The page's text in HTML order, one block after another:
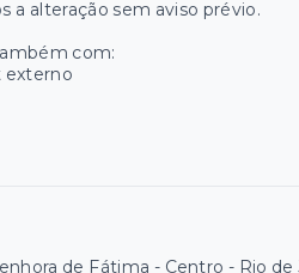
a alteração sem aviso prévio.
com:
externo
de Fátima - Centro - Rio de